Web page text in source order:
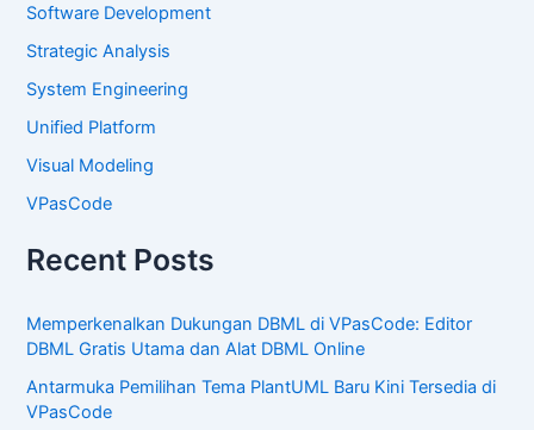
Software Development
Strategic Analysis
System Engineering
Unified Platform
Visual Modeling
VPasCode
Recent Posts
Memperkenalkan Dukungan DBML di VPasCode: Editor
DBML Gratis Utama dan Alat DBML Online
Antarmuka Pemilihan Tema PlantUML Baru Kini Tersedia di
VPasCode